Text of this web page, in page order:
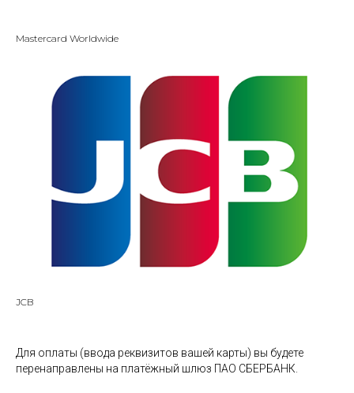
Mastercard Worldwide
JCB
Для оплаты (ввода реквизитов вашей карты) вы будете
перенаправлены на платёжный шлюз ПАО СБЕРБАНК.